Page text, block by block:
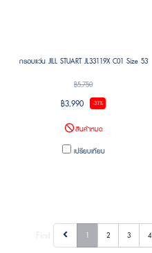
กรอบแว่น JILL STUART JL33119X C01 Size 53
฿5,750
฿3,990 -31%
สินค้าหมด
เปรียบเทียบ
1 2 3 4